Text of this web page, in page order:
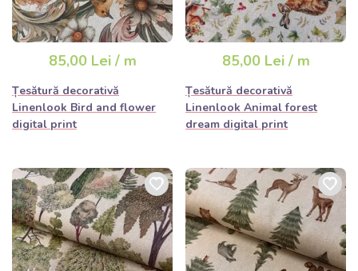
85,00 Lei / m
Țesătură decorativă
Linenlook Bird and flower
digital print
85,00 Lei / m
Țesătură decorativă
Linenlook Animal forest
dream digital print